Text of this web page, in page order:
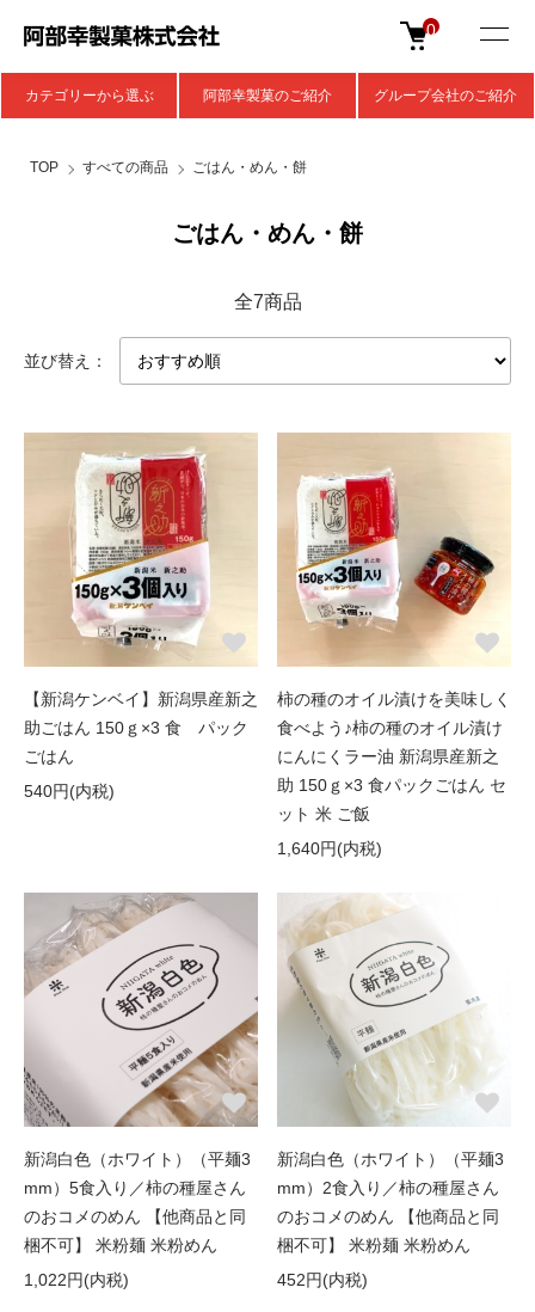
0
カテゴリーから選ぶ 阿部幸製菓のご紹介 グループ会社のご紹介
TOP すべての商品 ごはん・めん・餅
ごはん・めん・餅
全7商品
並び替え：
【新潟ケンベイ】新潟県産新之
助ごはん 150ｇ×3 食 パック
ごはん
540円(内税)
柿の種のオイル漬けを美味しく
食べよう♪柿の種のオイル漬け
にんにくラー油 新潟県産新之
助 150ｇ×3 食パックごはん セ
ット 米 ご飯
1,640円(内税)
新潟白色（ホワイト）（平麺3
mm）5食入り／柿の種屋さん
のおコメのめん 【他商品と同
梱不可】 米粉麺 米粉めん
1,022円(内税)
新潟白色（ホワイト）（平麺3
mm）2食入り／柿の種屋さん
のおコメのめん 【他商品と同
梱不可】 米粉麺 米粉めん
452円(内税)